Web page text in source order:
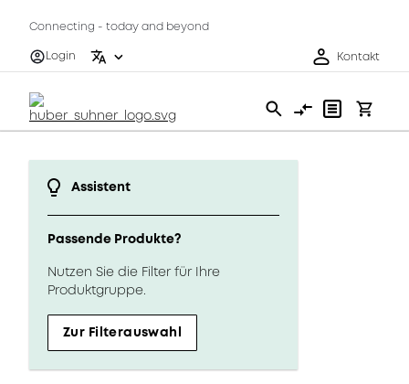
Connecting - today and beyond
Login
Kontakt
Assistent
Passende Produkte?
Nutzen Sie die Filter für Ihre
Produktgruppe.
Zur Filterauswahl